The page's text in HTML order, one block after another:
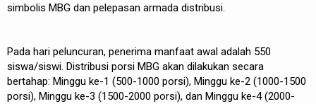
simbolis MBG dan pelepasan armada distribusi.
Pada hari peluncuran, penerima manfaat awal adalah 550
siswa/siswi. Distribusi porsi MBG akan dilakukan secara
bertahap: Minggu ke-1 (500-1000 porsi), Minggu ke-2 (1000-1500
porsi), Minggu ke-3 (1500-2000 porsi), dan Minggu ke-4 (2000-